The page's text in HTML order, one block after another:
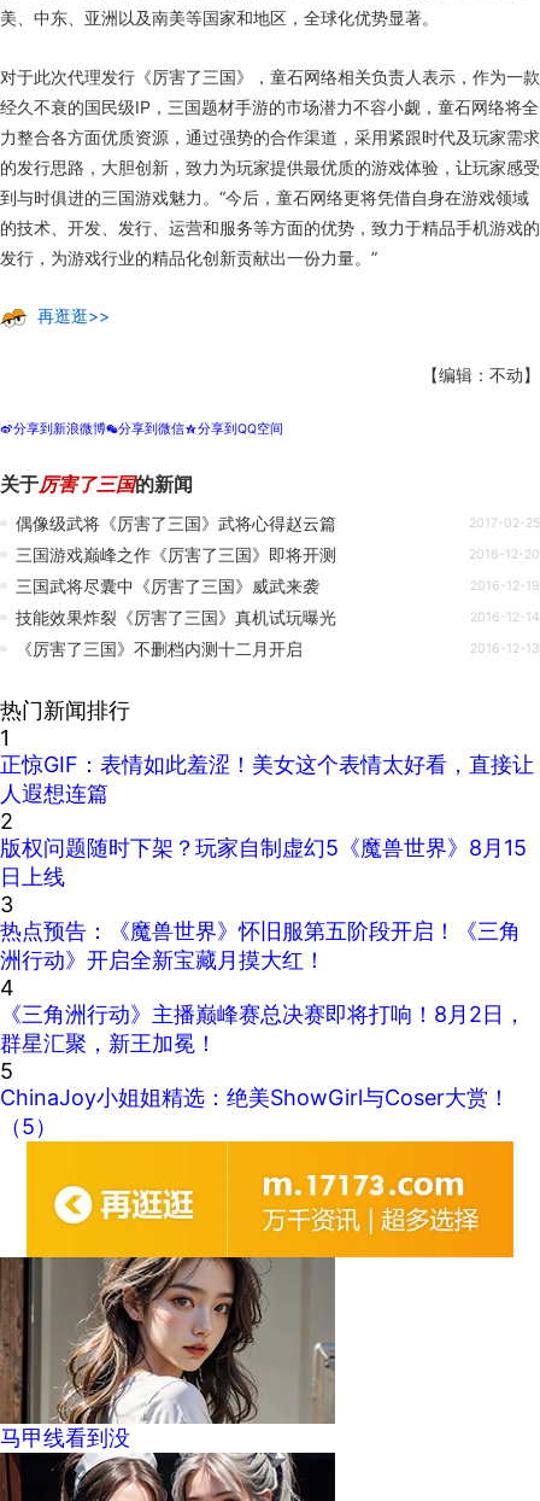
美、中东、亚洲以及南美等国家和地区，全球化优势显著。
对于此次代理发行《厉害了三国》，童石网络相关负责人表示，作为一款
经久不衰的国民级IP，三国题材手游的市场潜力不容小觑，童石网络将全
力整合各方面优质资源，通过强势的合作渠道，采用紧跟时代及玩家需求
的发行思路，大胆创新，致力为玩家提供最优质的游戏体验，让玩家感受
到与时俱进的三国游戏魅力。“今后，童石网络更将凭借自身在游戏领域
的技术、开发、发行、运营和服务等方面的优势，致力于精品手机游戏的
发行，为游戏行业的精品化创新贡献出一份力量。”
再逛逛>>
【编辑：不动】
t分享到新浪微博w分享到微信z分享到QQ空间
关于厉害了三国的新闻
偶像级武将《厉害了三国》武将心得赵云篇 2017-02-25
三国游戏巅峰之作《厉害了三国》即将开测 2016-12-20
三国武将尽囊中《厉害了三国》威武来袭 2016-12-19
技能效果炸裂《厉害了三国》真机试玩曝光 2016-12-14
《厉害了三国》不删档内测十二月开启 2016-12-13
热门新闻排行
1
正惊GIF：表情如此羞涩！美女这个表情太好看，直接让
人遐想连篇
2
版权问题随时下架？玩家自制虚幻5《魔兽世界》8月15
日上线
3
热点预告：《魔兽世界》怀旧服第五阶段开启！《三角
洲行动》开启全新宝藏月摸大红！
4
《三角洲行动》主播巅峰赛总决赛即将打响！8月2日，
群星汇聚，新王加冕！
5
ChinaJoy小姐姐精选：绝美ShowGirl与Coser大赏！
（5）
马甲线看到没